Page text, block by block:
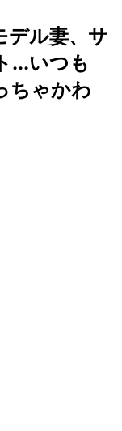
デル妻、サ
...いつも
ちゃかわ